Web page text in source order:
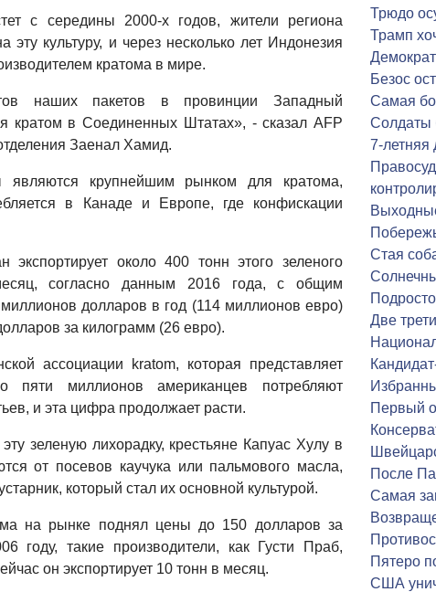
с середины 2000-х годов, жители региона
эту культуру, и через несколько лет Индонезия
кратома в мире.
наших пакетов в провинции Западный
кратом в Соединенных Штатах», - сказал AFP
Заенал Хамид.
крупнейшим рынком для кратома,
в Канаде и Европе, где конфискации
экспортирует около 400 тонн этого зеленого
согласно данным 2016 года, с общим
долларов в год (114 миллионов евро)
за килограмм (26 евро).
ассоциации kratom, которая представляет
пяти миллионов американцев потребляют
и эта цифра продолжает расти.
зеленую лихорадку, крестьяне Капуас Хулу в
от посевов каучука или пальмового масла,
который стал их основной культурой.
на рынке поднял цены до 150 долларов за
году, такие производители, как Густи Праб,
он экспортирует 10 тонн в месяц.
Трюдо
Трамп
Безос
Самая
Солдаты
7-летняя
Стая
Две
Первый
После
Самая
Пятеро
США